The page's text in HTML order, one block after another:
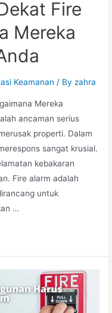
Fire
Mereka
Keamanan / Byzahra
Mereka
ancaman serius
properti. Dalam
sangat krusial.
kebakaran
Fire alarm adalah
untuk
…